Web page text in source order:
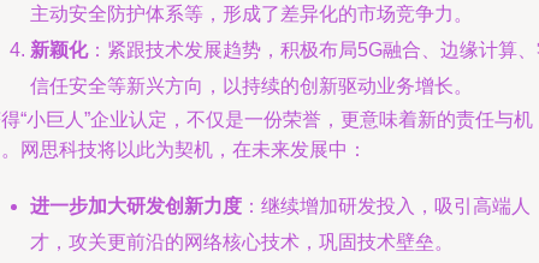
主动安全防护体系等，形成了差异化的市场竞争力。
新颖化：紧跟技术发展趋势，积极布局5G融合、边缘计算
信任安全等新兴方向，以持续的创新驱动业务增长。
“小巨人”企业认定，不仅是一份荣誉，更意味着新的责任与机
网思科技将以此为契机，在未来发展中：
进一步加大研发创新力度 ：继续增加研发投入，吸引高端人
才，攻关更前沿的网络核心技术，巩固技术壁垒。